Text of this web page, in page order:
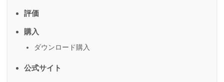
評価
購入
ダウンロード購入
公式サイト